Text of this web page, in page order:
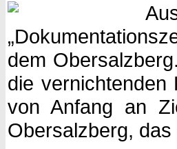
dem
die vernichtenden
von Anfang an
Obersalzberg,